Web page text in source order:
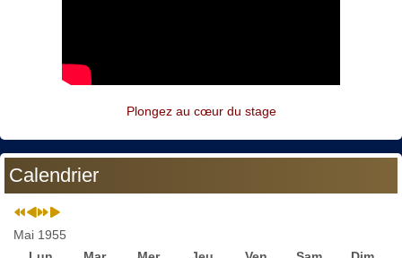
Plongez au cœur du stage
Calendrier
Mai 1955